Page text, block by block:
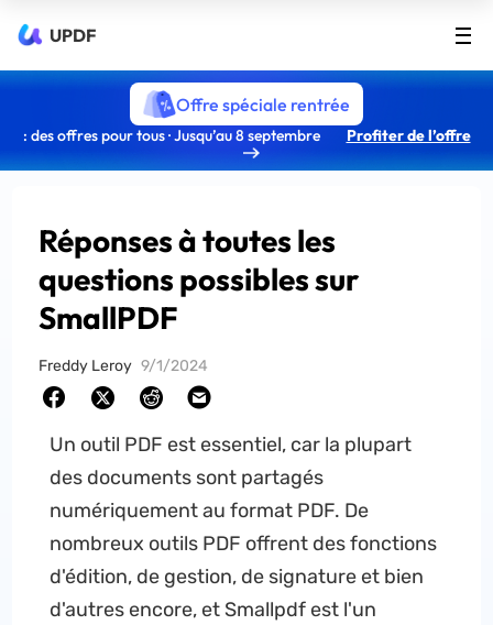
UPDF
Offre spéciale rentrée
: des offres pour tous · Jusqu’au 8 septembre Profiter de l’offre
Réponses à toutes les
questions possibles sur
SmallPDF
Freddy Leroy 9/1/2024
Un outil PDF est essentiel, car la plupart
des documents sont partagés
numériquement au format PDF. De
nombreux outils PDF offrent des fonctions
d'édition, de gestion, de signature et bien
d'autres encore, et Smallpdf est l'un